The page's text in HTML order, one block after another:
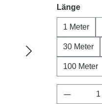
Länge
1 Meter
30 Meter
100 Meter